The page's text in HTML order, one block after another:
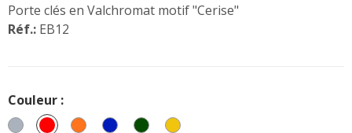
Porte clés en Valchromat motif "Cerise"
Réf.: EB12
Couleur :
Gris
RougeOrangeBleu Vert Jaune